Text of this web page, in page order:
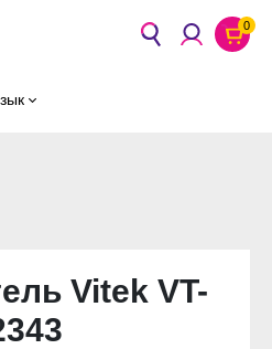
0
Vitek VT-